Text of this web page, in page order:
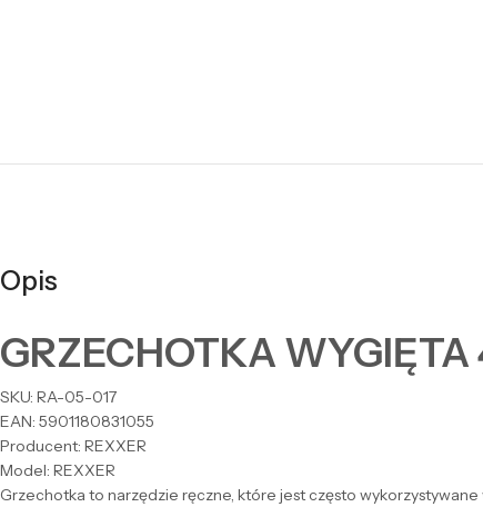
Opis
GRZECHOTKA
SKU: RA-05-017
EAN: 5901180831055
Producent: REXXER
Model: REXXER
Grzechotka to narzędzie ręczne, które jest często